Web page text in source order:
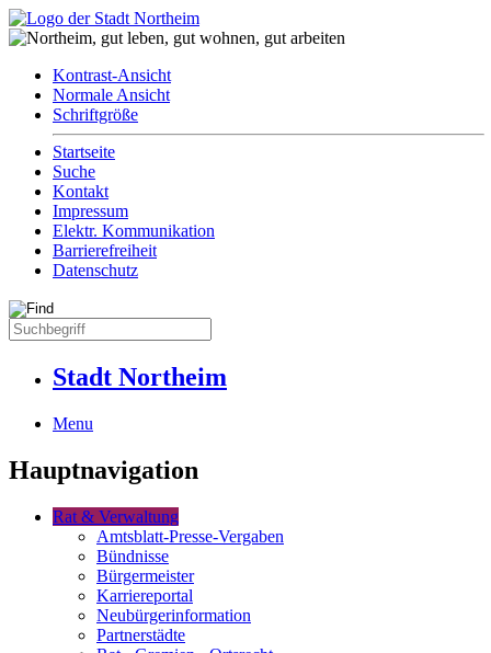
Kontrast-Ansicht
Normale Ansicht
Schriftgröße
Startseite
Suche
Kontakt
Impressum
Elektr. Kommunikation
Barrierefreiheit
Datenschutz
Stadt Northeim
Menu
Hauptnavigation
Rat & Verwaltung
Amtsblatt-Presse-Vergaben
Bündnisse
Bürgermeister
Karriereportal
Neubürgerinformation
Partnerstädte